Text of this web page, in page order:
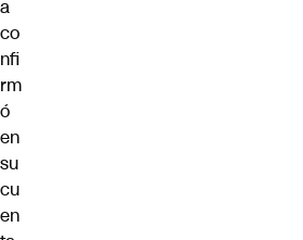
a
co
nfi
rm
ó
en
su
cu
en